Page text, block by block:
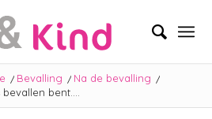
/ Bevalling / Na de bevalling /
bent….